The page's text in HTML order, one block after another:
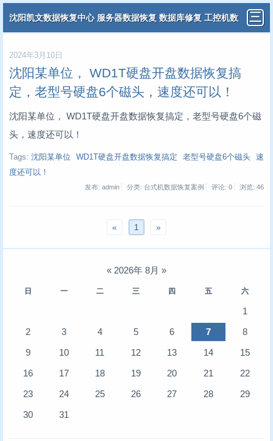
沈阳凯文数据恢复中心 服务器数据恢复 数据库修复 工控机数
据恢复 分布式虚拟机数据恢复
2024年3月10日
沈阳某单位， WD1T硬盘开盘数据恢复搞
定，老型号硬盘6个磁头，速度还可以！
沈阳某单位， WD1T硬盘开盘数据恢复搞定，老型号硬盘6个磁
头，速度还可以！
Tags: 沈阳某单位 WD1T硬盘开盘数据恢复搞定 老型号硬盘6个磁头
速
度还可以！
发布: admin 分类: 台式机数据恢复案例 评论: 0 浏览: 46
« 1 »
« 2026年 8月 »
日 一 二 三 四 五 六
1
2
3 4 5 6 7
8
9
10 11 12 13 14
15
16
17 18 19 20 21
22
23
24 25 26 27 28
29
30
31